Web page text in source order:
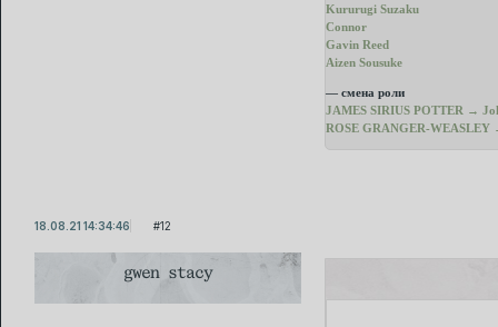
Kururugi Suzaku
Connor
Gavin Reed
Aizen Sousuke
— смена роли
JAMES SIRIUS POTTER →
ROSE GRANGER-WEASLEY
12
18.08.21 14:34:46
gwen stacy